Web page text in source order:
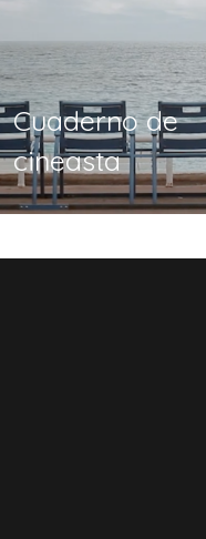
Cuaderno de
cineasta